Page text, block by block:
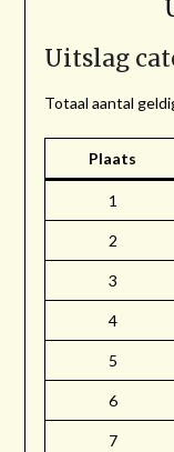
Uitslag
Totaal aantal
Plaats
1
2
3
4
5
6
7